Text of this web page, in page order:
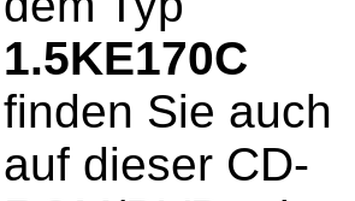
1.5KE170C
finden Sie auch
auf dieser CD-